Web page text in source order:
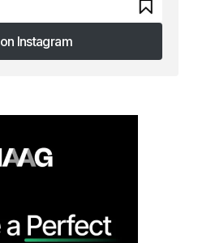
Instagram
Instagram